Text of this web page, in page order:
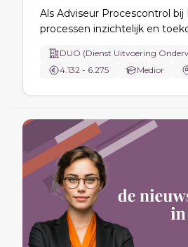
Als Adviseur Procescontrol bij
processen inzichtelijk en
risicoanalyses uit, beoordeelt
beheersmaatregelen,
DUO (Dienst Uitvoering
4.132 - 6.275
Medior